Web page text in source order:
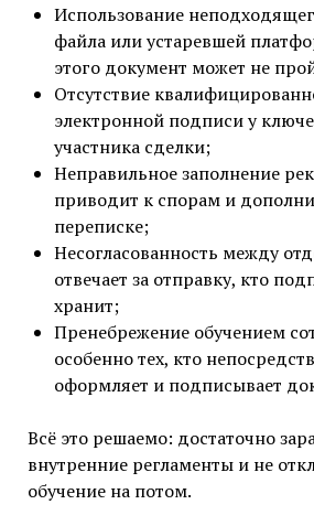
Использование
файла или устаревшей
этого документ может не
Отсутствие
электронной подписи у
участника сделки;
Неправильное заполнение
приводит к спорам и
переписке;
Несогласованность между
отвечает за отправку, кто
хранит;
Пренебрежение обучением
особенно тех, кто
оформляет и подписывает
Всё это решаемо: достаточно
внутренние регламенты и не
обучение на потом.